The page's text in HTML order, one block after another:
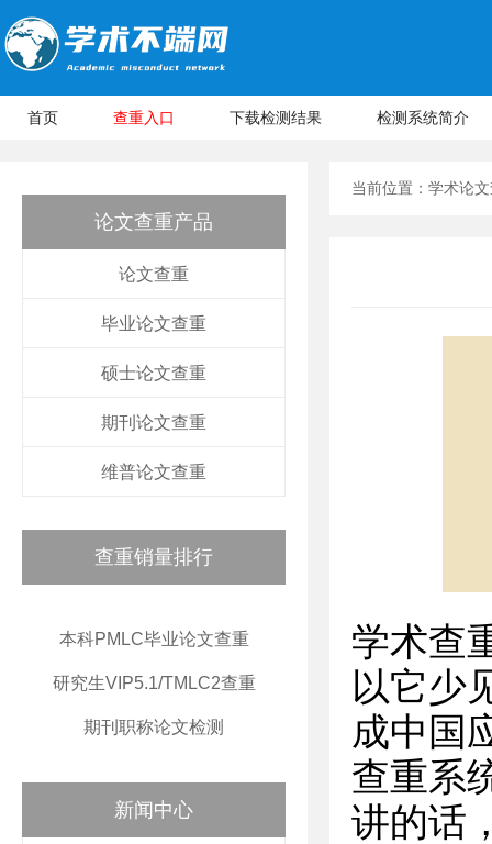
首页 查重入口 下载检测结果 检测系统简介
论文查重产品
论文查重
毕业论文查重
硕士论文查重
期刊论文查重
维普论文查重
查重销量排行
本科PMLC毕业论文查重
研究生VIP5.1/TMLC2查重
期刊职称论文检测
新闻中心
当前位置： 学术论
学术查
以它少
成中国
查重系
讲的话